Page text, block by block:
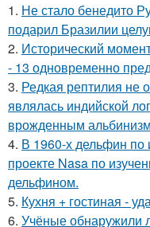
1. Не стало бенедито
подарил Бразилии
2. Исторический
- 13 одновременно
3. Редкая рептилия не
являлась индийской
врожденным
4. В 1960-х дельфин по
проекте Nasa по
дельфином.
5. Кухня + гостиная -
6. Учёные обнаружили